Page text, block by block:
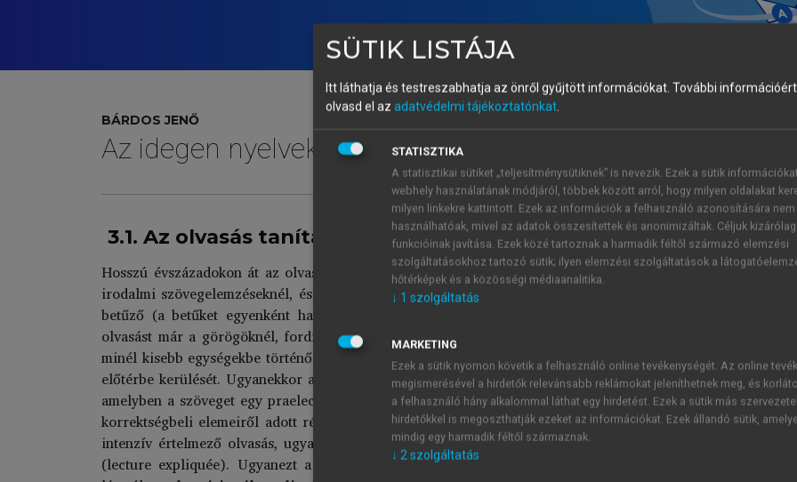
BÁRDOS JENŐ
Az idegen nyelvek tanításának elméleti alapjai és
3.1. Az olvasás tanítása: történelmi előzmények és tanulságok
Hosszú évszázadokon át az olvasást nem tekintették a nyelvtanítás különálló területének, csak
irodalmi szövegelemzéseknél, és ez a „bedolgozói” szerep a fordításcentrikus módszerek
betűző (a betűket egyenként hangoztató) és szótagoló olvasás egyaránt létezett a korabeli leírások
olvasást már a görögöknél, fordításhoz köthető olvasást pedig már a rómaiaknál is találunk. Bizonyos
minél kisebb egységekbe történő szétdarabolása és ezeknek az „őrleményeknek” egybevetése a helyi
előtérbe kerülését. Ugyanekkor a részletes irodalmi elemzések fordításokkal is kísért magyarázatai
amelyben a szöveget egy praelectio előzte meg az elkerülhetetlen commentummal és glossával (az
korrektségbeli elemeiről adott részleteket, míg a másik, a glossa, a jelentés és stílus pragmatikával is
intenzív értelmező olvasás, ugyanezek a formációk vezettek a magyarázó olvasásokhoz, a
(lecture expliquée). Ugyanezt a hagyományt terhelte később a legkisebb lehetséges elemig lebontó
SÜTIK LISTÁJA
Itt láthatja és testreszabhatja az önről gyűjtött információkat. További
olvasd el az adatvédelmi tájékoztatónkat.
STATISZTIKA
A statisztikai sütiket „teljesítménysütiknek” is nevezik. Ezek a sütik
webhely használatának módjáról, többek között arról, hogy milyen oldalakat
milyen linkekre kattintott. Ezek az információk a felhasználó azonosítására nem
használhatóak, mivel az adatok összesítettek és anonimizáltak. Céljuk
funkcióinak javítása. Ezek közé tartoznak a harmadik féltől származó elemzési
szolgáltatásokhoz tartozó sütik; ilyen elemzési szolgáltatások a
hőtérképek és a közösségi médiaanalitika.
↓ 1 szolgáltatás
MARKETING
Ezek a sütik nyomon követik a felhasználó online tevékenységét. Az online
megismerésével a hirdetők relevánsabb reklámokat jeleníthetnek meg, és
a felhasználó hány alkalommal láthat egy hirdetést. Ezek a sütik más
hirdetőkkel is megoszthatják ezeket az információkat. Ezek állandó sütik,
mindig egy harmadik féltől származnak.
↓ 2szolgáltatás